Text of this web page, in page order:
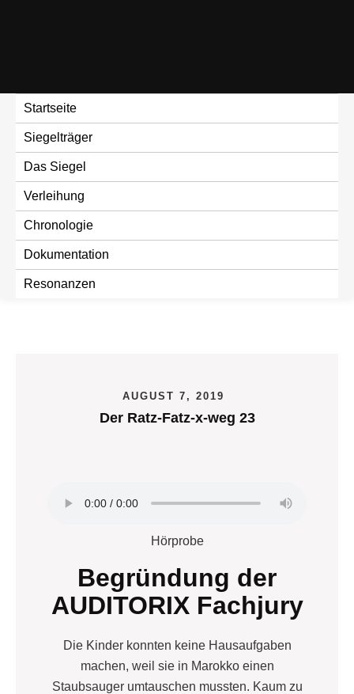
Startseite
Siegelträger
Das Siegel
Verleihung
Chronologie
Dokumentation
Resonanzen
AUGUST 7, 2019
Der Ratz-Fatz-x-weg 23
Hörprobe
Begründung der
AUDITORIX Fachjury
Die Kinder konnten keine Hausaufgaben
machen, weil sie in Marokko einen
Staubsauger umtauschen mussten. Kaum zu